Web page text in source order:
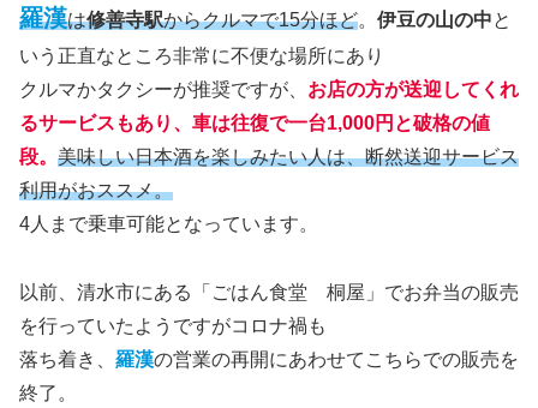
羅漢は修善寺駅からクルマで15分ほど。 伊豆の山の中と
いう正直なところ非常に不便な場所にあり
クルマかタクシーが推奨ですが、 お店の方が送迎してくれ
るサービスもあり、車は往復で一台1,000円と破格の値
段。 美味しい日本酒を楽しみたい人は、断然送迎サービス
利用がおススメ。
4人まで乗車可能となっています。
以前、清水市にある「ごはん食堂 桐屋」でお弁当の販売
を行っていたようですがコロナ禍も
落ち着き、 羅漢の営業の再開にあわせてこちらでの販売を
終了。